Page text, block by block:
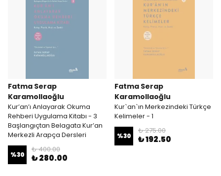
Fatma Serap
Karamollaoğlu
Kur’an’ı Anlayarak Okuma
Rehberi Uygulama Kitabı - 3
Başlangıçtan Belagata Kur’an
Merkezli Arapça Dersleri
%30
₺ 400.00
₺ 280.00
Fatma Serap
Karamollaoğlu
Kur`an`ın Merkezindeki Türkçe
Kelimeler - 1
%30
₺ 275.00
₺ 192.50